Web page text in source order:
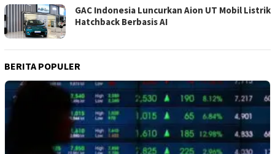
GAC Indonesia Luncurkan Aion UT Mobil Listrik
Hatchback Berbasis AI
BERITA POPULER